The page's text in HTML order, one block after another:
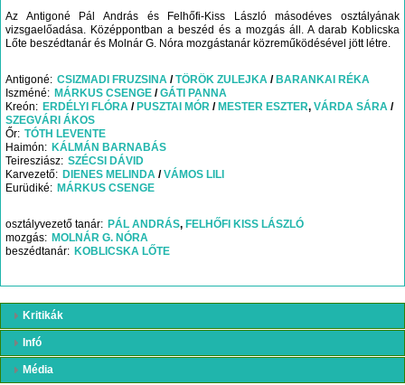
Az Antigoné Pál András és Felhőfi-Kiss László másodéves osztályának
vizsgaelőadása. Középpontban a beszéd és a mozgás áll. A darab Koblicska
Lőte beszédtanár és Molnár G. Nóra mozgástanár közreműködésével jött létre.
Antigoné CSIZMADI FRUZSINA TÖRÖK ZULEJKA
BARANKAI RÉKA
Iszméné
MÁRKUS CSENGE
GÁTI PANNA
Kreón
ERDÉLYI FLÓRA PUSZTAI MÓR MESTER ESZTER VÁRDA SÁRA
SZEGVÁRI ÁKOS
Őr TÓTH LEVENTE
Haimón
KÁLMÁN BARNABÁS
Teiresziász SZÉCSI DÁVID
Karvezető
DIENES MELINDA
VÁMOS LILI
Eurüdiké
MÁRKUS CSENGE
osztályvezető tanár PÁL ANDRÁS FELHŐFI KISS LÁSZLÓ
mozgás
MOLNÁR G. NÓRA
beszédtanár
KOBLICSKA LŐTE
Kritikák
Infó
Média